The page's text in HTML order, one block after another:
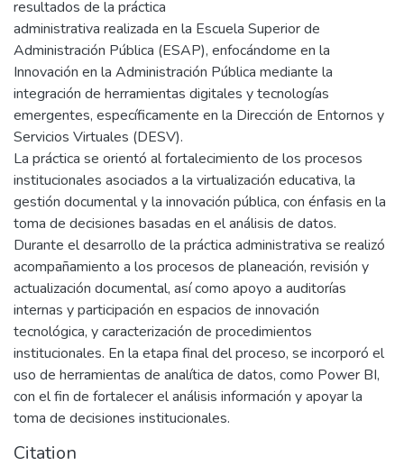
resultados de la práctica
administrativa realizada en la Escuela Superior de
Administración Pública (ESAP), enfocándome en la
Innovación en la Administración Pública mediante la
integración de herramientas digitales y tecnologías
emergentes, específicamente en la Dirección de Entornos y
Servicios Virtuales (DESV).
La práctica se orientó al fortalecimiento de los procesos
institucionales asociados a la virtualización educativa, la
gestión documental y la innovación pública, con énfasis en la
toma de decisiones basadas en el análisis de datos.
Durante el desarrollo de la práctica administrativa se realizó
acompañamiento a los procesos de planeación, revisión y
actualización documental, así como apoyo a auditorías
internas y participación en espacios de innovación
tecnológica, y caracterización de procedimientos
institucionales. En la etapa final del proceso, se incorporó el
uso de herramientas de analítica de datos, como Power BI,
con el fin de fortalecer el análisis información y apoyar la
toma de decisiones institucionales.
Citation